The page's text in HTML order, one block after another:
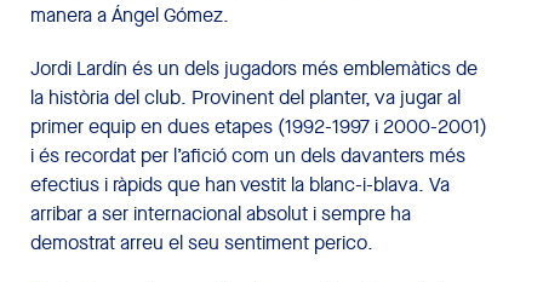
manera a Ángel Gómez.
Jordi Lardín és un dels jugadors més emblemàtics de
la història del club. Provinent del planter, va jugar al
primer equip en dues etapes (1992-1997 i 2000-2001)
i és recordat per l’afició com un dels davanters més
efectius i ràpids que han vestit la blanc-i-blava. Va
arribar a ser internacional absolut i sempre ha
demostrat arreu el seu sentiment perico.